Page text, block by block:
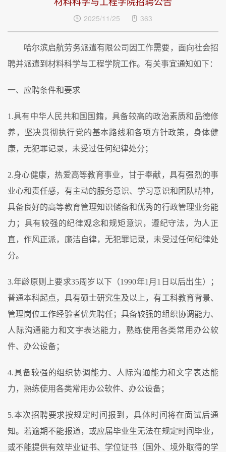
2025/11/25 363
哈尔滨启航劳务派遣有限公司因工作需要，面向社会招
聘并派遣到材料科学与工程学院工作。有关事宜通知如下：
一、应聘条件和要求
1.具有中华人民共和国国籍，具备较高的政治素质和品德修
养，坚决贯彻执行党的基本路线和各项方针政策，身体健
康，无犯罪记录，未受过任何纪律处分；
2.身心健康，热爱高等教育事业，甘于奉献，具有强烈的事
业心和责任感，有主动的服务意识、学习意识和团队精神，
具备良好的高等教育管理知识储备和优秀的行政管理业务能
力；具有较强的纪律观念和规矩意识，遵纪守法，为人正
直，作风正派，廉洁自律，无犯罪记录，未受过任何纪律处
分。
3.年龄原则上要求35周岁以下（1990年1月1日以后出生）；
普通本科起点，具有硕士研究生及以上，有工科教育背景、
管理岗位工作经验者优先聘任；具备较强的组织协调能力、
人际沟通能力和文字表达能力，熟练使用各类常用办公软
件、办公设备；
4.具备较强的组织协调能力、人际沟通能力和文字表达能
力，熟练使用各类常用办公软件、办公设备；
5.本次招聘要求按规定时间报到，具体时间将在面试后通
知。若逾期不能报道，或应届毕业生无法在规定时间毕业，
或不能提供有效毕业证书、学位证书（国外、境外取得的学